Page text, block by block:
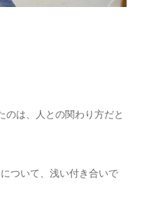
のは、人との関わり方だと
ついて、浅い付き合いで